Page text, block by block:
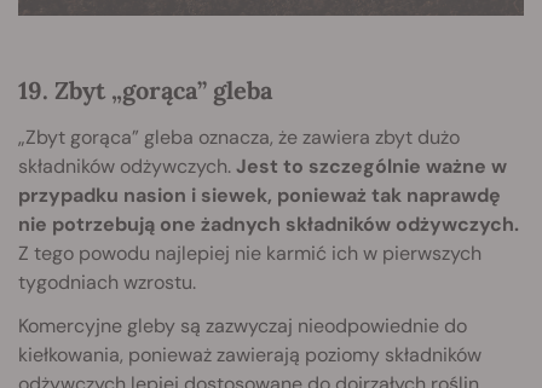
19. Zbyt „gorąca” gleba
„Zbyt gorąca” gleba oznacza, że zawiera zbyt dużo
składników odżywczych.Jest to szczególnie ważne w
przypadku nasion i siewek, ponieważ tak naprawdę
nie potrzebują one żadnych składników odżywczych.
Z tego powodu najlepiej nie karmić ich w pierwszych
tygodniach wzrostu.
Komercyjne gleby są zazwyczaj nieodpowiednie do
kiełkowania, ponieważ zawierają poziomy składników